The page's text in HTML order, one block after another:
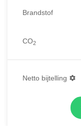
Brandstof
CO2
Netto bijtelling